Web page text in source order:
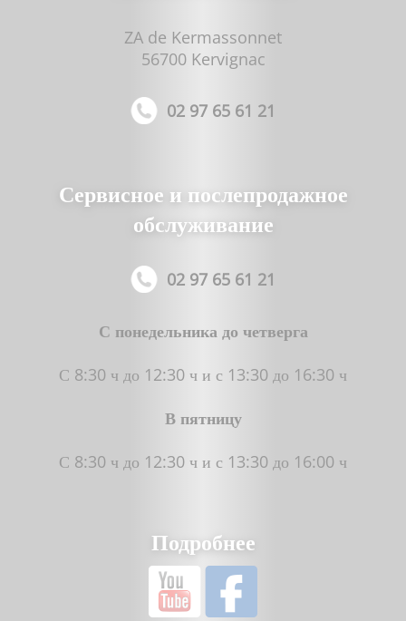
ZA de Kermassonnet
56700 Kervignac
02 97 65 61 21
Сервисное и послепродажное
обслуживание
02 97 65 61 21
С понедельника до четверга
С 8:30 ч до 12:30 ч и с 13:30 до 16:30 ч
В пятницу
С 8:30 ч до 12:30 ч и с 13:30 до 16:00 ч
Подробнее